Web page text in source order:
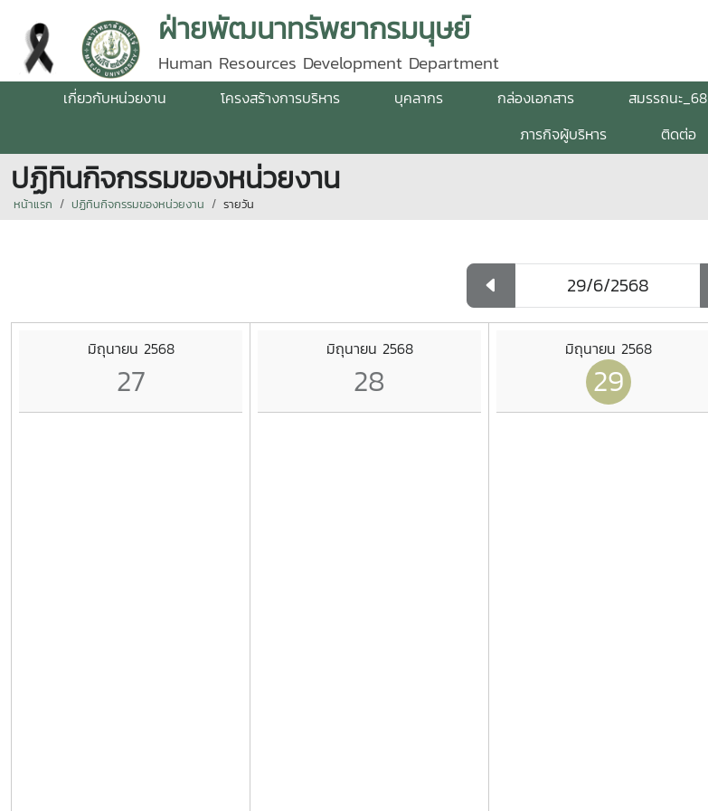
ฝ่ายพัฒนาทรัพยากรมนุษย์
Human Resources Development Department
เกี่ยวกับหน่วยงาน โครงสร้างการบริหาร บุคลากร กล่องเอกสาร สมรรถนะ_68
ภารกิจผู้บริหาร
ติดต่อ
ปฏิทินกิจกรรมของหน่วยงาน
หน้าแรก ปฏิทินกิจกรรมของหน่วยงาน รายวัน
มิถุนายน 2568
27
มิถุนายน 2568
28
มิถุนายน 2568
29